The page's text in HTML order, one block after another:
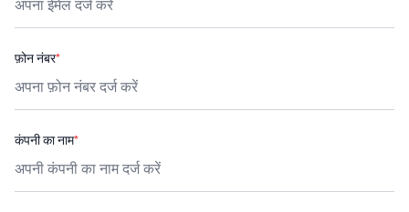
फ़ोन नंबर*
कंपनी का नाम*